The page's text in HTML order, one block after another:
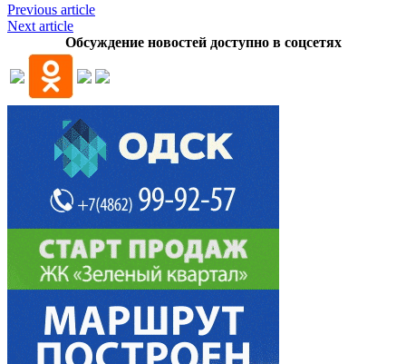
Previous article
Next article
Обсуждение новостей доступно в соцсетях